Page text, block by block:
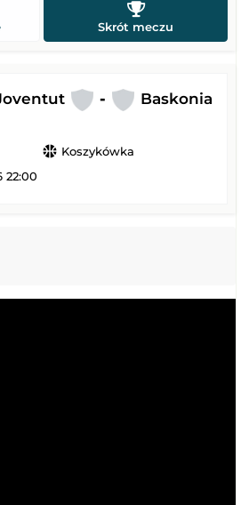
Skrót meczu
- Baskonia
sports_basketball Koszykówka
22:00